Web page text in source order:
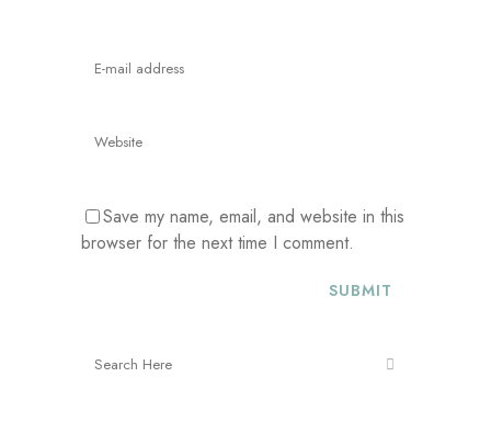
Save my name, email, and website in this
browser for the next time I comment.